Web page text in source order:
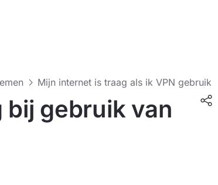
Mijn internet is traag als ik VPN gebruik
bij gebruik van